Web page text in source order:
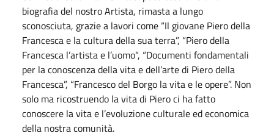
biografia del nostro Artista, rimasta a lungo
sconosciuta, grazie a lavori come “Il giovane Piero della
Francesca e la cultura della sua terra”, “Piero della
Francesca l’artista e l’uomo“, “Documenti fondamentali
per la conoscenza della vita e dell’arte di Piero della
Francesca”, “Francesco del Borgo la vita e le opere”. Non
solo ma ricostruendo la vita di Piero ci ha fatto
conoscere la vita e l’evoluzione culturale ed economica
della nostra comunità.